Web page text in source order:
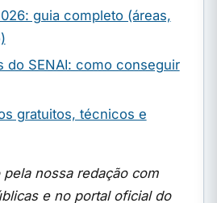
guia completo (áreas,
do SENAI: como conseguir
gratuitos, técnicos e
nossa redação com
e no portal oficial do